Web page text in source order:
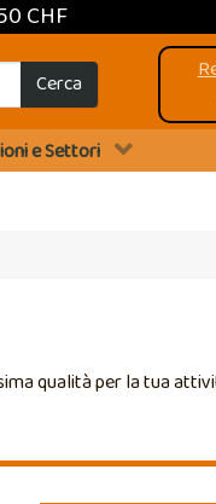
CHF
Cerca
e Settori
qualità per la tua